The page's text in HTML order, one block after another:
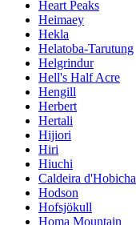
Heart Peaks
Heimaey
Hekla
Helatoba-Tarutung
Helgrindur
Hell's Half Acre
Hengill
Herbert
Hertali
Hijiori
Hiri
Hiuchi
Caldeira d'Hobicha
Hodson
Hofsjökull
Homa Mountain